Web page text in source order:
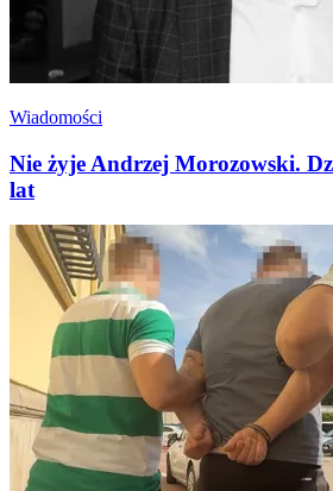
Wiadomości
Nie żyje Andrzej Morozowski.
lat